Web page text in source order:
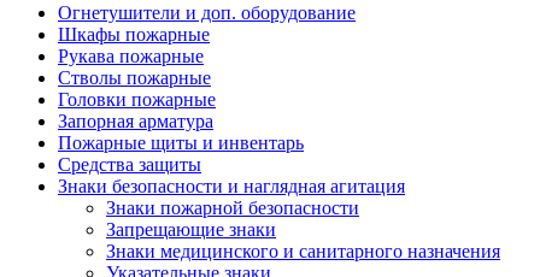
Огнетушители и доп. оборудование
Шкафы пожарные
Рукава пожарные
Стволы пожарные
Головки пожарные
Запорная арматура
Пожарные щиты и инвентарь
Средства защиты
Знаки безопасности и наглядная агитация
Знаки пожарной безопасности
Запрещающие знаки
Знаки медицинского и санитарного назначения
Указательные знаки